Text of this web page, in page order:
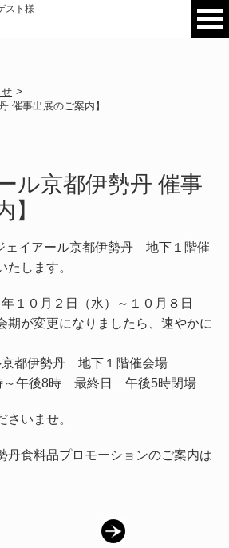
スト様
>
催事出展のご案内】
ル京都伊勢丹 催事
】
ェイアール京都伊勢丹 地下１階催
たします。
１０月２日（水）～１０月８日
期が変更になりましたら、速やかに
都伊勢丹 地下１階催会場
～午後8時 最終日 午後5時閉場
さいませ。
丹食料品プロモーションのご案内は